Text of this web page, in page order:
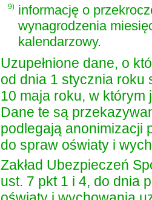
9) informację o
wynagrodzenia
kalendarzowy.
Uzupełnione dane, o
od dnia 1 stycznia roku
10 maja roku, w
Dane te są
podlegają anonimizacji
do spraw oświaty i
Zakład Ubezpieczeń
ust. 7 pkt 1 i 4, do dnia